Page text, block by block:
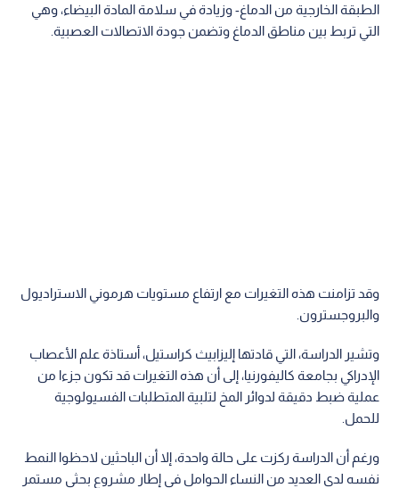
الطبقة الخارجية من الدماغ- وزيادة في سلامة المادة البيضاء، وهي
التي تربط بين مناطق الدماغ وتضمن جودة الاتصالات العصبية.
وقد تزامنت هذه التغيرات مع ارتفاع مستويات هرموني الاستراديول
والبروجسترون.
وتشير الدراسة، التي قادتها إليزابيث كراستيل، أستاذة علم الأعصاب
الإدراكي بجامعة كاليفورنيا، إلى أن هذه التغيرات قد تكون جزءا من
عملية ضبط دقيقة لدوائر المخ لتلبية المتطلبات الفسيولوجية
للحمل.
ورغم أن الدراسة ركزت على حالة واحدة، إلا أن الباحثين لاحظوا النمط
نفسه لدى العديد من النساء الحوامل في إطار مشروع بحثي مستمر